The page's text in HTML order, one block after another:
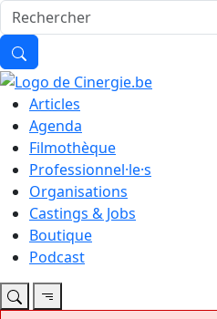
Articles
Agenda
Filmothèque
Professionnel·le·s
Organisations
Castings & Jobs
Boutique
Podcast